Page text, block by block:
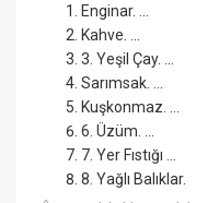
Enginar. ...
Kahve. ...
3. Yeşil Çay. ...
Sarımsak. ...
Kuşkonmaz. ...
6. Üzüm. ...
7. Yer Fıstığı ...
8. Yağlı Balıklar.